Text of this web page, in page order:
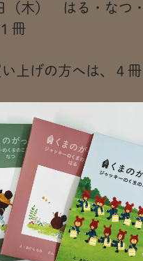
（木） はる・な
冊
上げの方へは、４